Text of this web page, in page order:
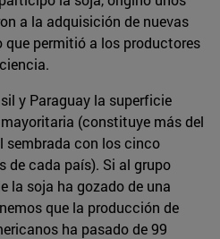
a la adquisición de nuevas
que permitió a los productores
y Paraguay la superficie
(constituye más del
sembrada con los cinco
cada país). Si al grupo
la soja ha gozado de una
que la producción de
ha pasado de 99